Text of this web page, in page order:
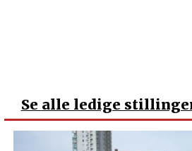
Se alle ledige